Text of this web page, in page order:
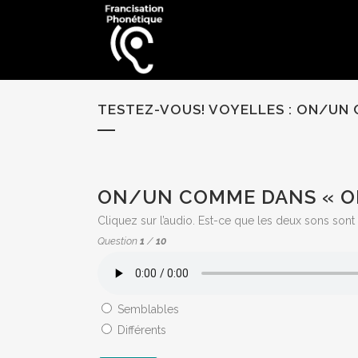
TESTEZ-VOUS! VOYELLES : ON/UN
QUIZ:
ON/UN COMME DANS «
Cliquez sur l’audio. Est-ce que les deux sons
Question 1 / 10
Semblables
Différents